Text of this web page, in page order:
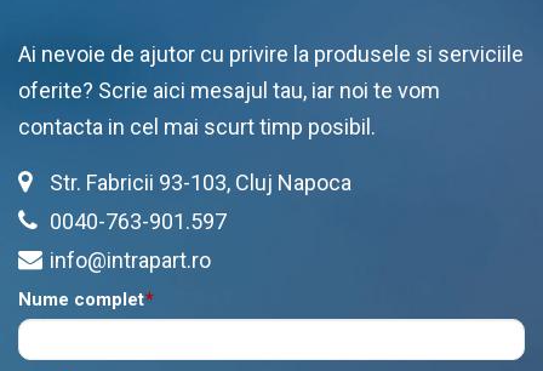
Ai nevoie de ajutor cu privire la produsele si serviciile
oferite? Scrie aici mesajul tau, iar noi te vom
contacta in cel mai scurt timp posibil.
Str. Fabricii 93-103, Cluj Napoca
0040-763-901.597
info@intrapart.ro
*
Nume complet